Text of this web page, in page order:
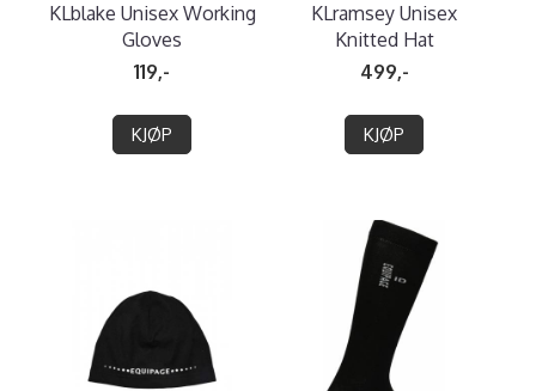
KLblake Unisex Working
Gloves
119,-
KJØP
KLramsey Unisex
Knitted Hat
499,-
KJØP